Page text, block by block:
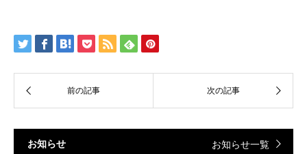
お知らせ お知らせ一覧